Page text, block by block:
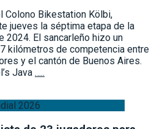
Colono Bikestation Kölbi,
jueves la séptima etapa de la
2024. El sancarleño hizo un
kilómetros de competencia entre
y el cantón de Buenos Aires.
Java …..
2026